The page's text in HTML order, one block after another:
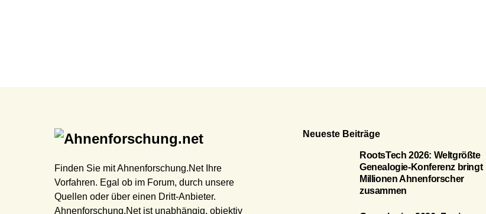
Finden Sie mit Ahnenforschung.Net Ihre
Vorfahren. Egal ob im Forum, durch unsere
Quellen oder über einen Dritt-Anbieter.
Ahnenforschung.Net ist unabhängig, objektiv
Neueste Beiträge
RootsTech 2026: Weltgrößte
Genealogie-Konferenz bringt
Millionen Ahnenforscher
zusammen